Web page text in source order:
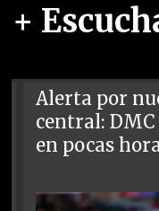
+
Alerta por
central:
en pocas